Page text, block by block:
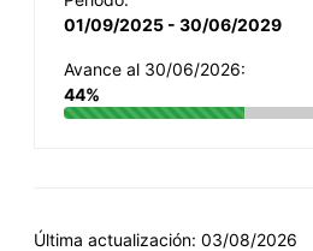
01/09/2025 - 30/06/2029
Avance al 30/06/2026:
44%
Última actualización: 03/08/2026